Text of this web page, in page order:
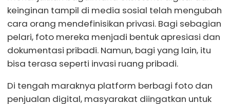
keinginan tampil di media sosial telah mengubah
cara orang mendefinisikan privasi. Bagi sebagian
pelari, foto mereka menjadi bentuk apresiasi dan
dokumentasi pribadi. Namun, bagi yang lain, itu
bisa terasa seperti invasi ruang pribadi.
Di tengah maraknya platform berbagi foto dan
penjualan digital, masyarakat diingatkan untuk